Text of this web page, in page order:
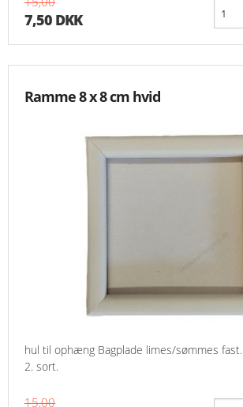
7,50 DKK
Ramme 8 x 8 cm hvid
hul til ophæng Bagplade limes/sømmes fast.
2. sort.
15,00